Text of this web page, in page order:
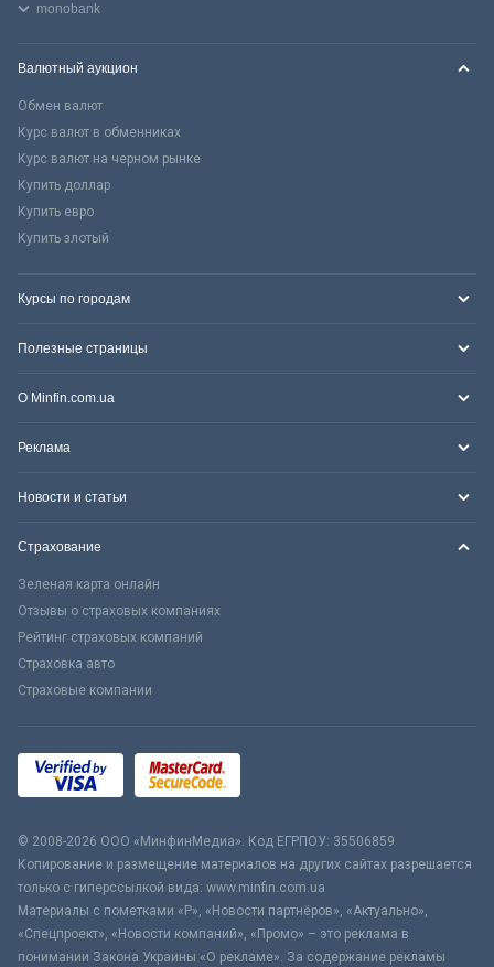
monobank
Валютный аукцион
Обмен валют
Курс валют в обменниках
Курс валют на черном рынке
Купить доллар
Купить евро
Купить злотый
Курсы по городам
Полезные страницы
О Minfin.com.ua
Реклама
Новости и статьи
Страхование
Зеленая карта онлайн
Отзывы о страховых компаниях
Рейтинг страховых компаний
Страховка авто
Страховые компании
© 2008-2026 ООО «МинфинМедиа». Код ЕГРПОУ: 35506859
Копирование и размещение материалов на других сайтах разрешается
только с гиперссылкой вида: www.minfin.com.ua
Материалы с пометками «Р», «Новости партнёров», «Актуально»,
«Спецпроект», «Новости компаний», «Промо» – это реклама в
понимании Закона Украины «О рекламе». За содержание рекламы